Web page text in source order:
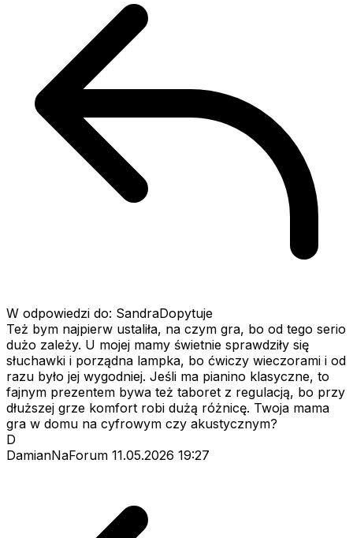
W odpowiedzi do: SandraDopytuje
Też bym najpierw ustaliła, na czym gra, bo od tego serio
dużo zależy. U mojej mamy świetnie sprawdziły się
słuchawki i porządna lampka, bo ćwiczy wieczorami i od
razu było jej wygodniej. Jeśli ma pianino klasyczne, to
fajnym prezentem bywa też taboret z regulacją, bo przy
dłuższej grze komfort robi dużą różnicę. Twoja mama
gra w domu na cyfrowym czy akustycznym?
D
DamianNaForum 11.05.2026 19:27